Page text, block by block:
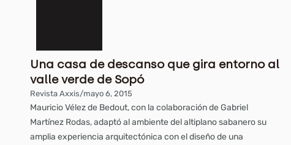
Una casa de descanso que gira entorno al
valle verde de Sopó
Revista Axxis/mayo 6, 2015
Mauricio Vélez de Bedout, con la colaboración de Gabriel
Martínez Rodas, adaptó al ambiente del altiplano sabanero su
amplia experiencia arquitectónica con el diseño de una